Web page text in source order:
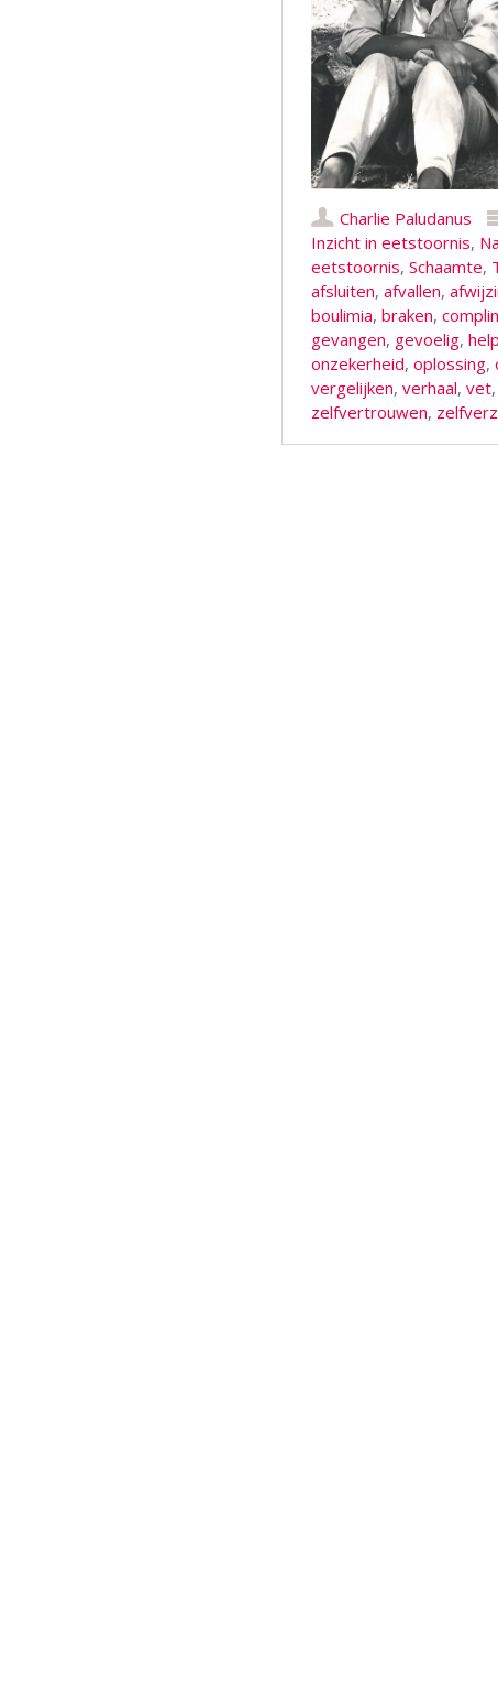
Charlie Paludanus
Inzicht in eetstoornis,
eetstoornis, Schaamte,
afsluiten, afvallen,
boulimia, braken,
gevangen, gevoelig,
onzekerheid, oplossing,
vergelijken, verhaal, vet,
zelfvertrouwen,